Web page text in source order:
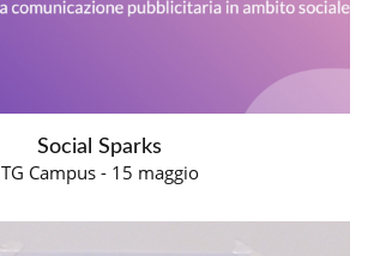
Social Sparks
TG Campus - 15 maggio